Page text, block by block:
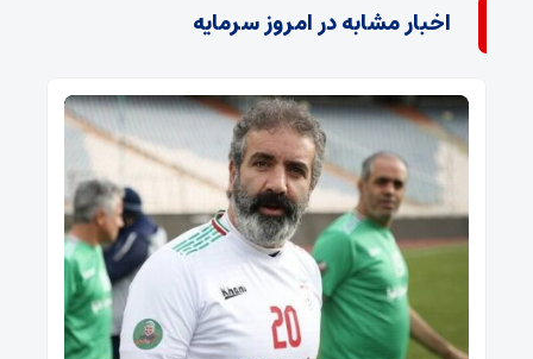
اخبار مشابه در امروز سرمایه